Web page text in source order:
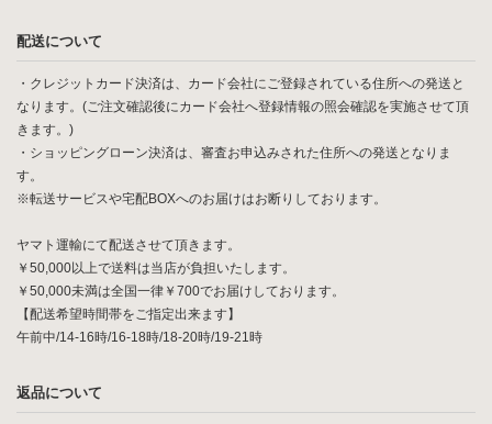
配送について
・クレジットカード決済は、カード会社にご登録されている住所への発送と
なります。(ご注文確認後にカード会社へ登録情報の照会確認を実施させて頂
きます。)
・ショッピングローン決済は、審査お申込みされた住所への発送となりま
す。
※転送サービスや宅配BOXへのお届けはお断りしております。
ヤマト運輸にて配送させて頂きます。
￥50,000以上で送料は当店が負担いたします。
￥50,000未満は全国一律￥700でお届けしております。
【配送希望時間帯をご指定出来ます】
午前中/14-16時/16-18時/18-20時/19-21時
返品について